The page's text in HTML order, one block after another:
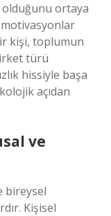
ortaya
kişi, toplumun
türü
hissiyle başa
açıdan
ve
bireysel
Kişisel